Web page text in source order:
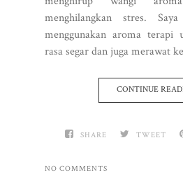
menghilangkan stres.
menggunakan aroma terapi
rasa segar dan juga merawat
CONTINUE
SHARE TWEET
NO COMMENTS